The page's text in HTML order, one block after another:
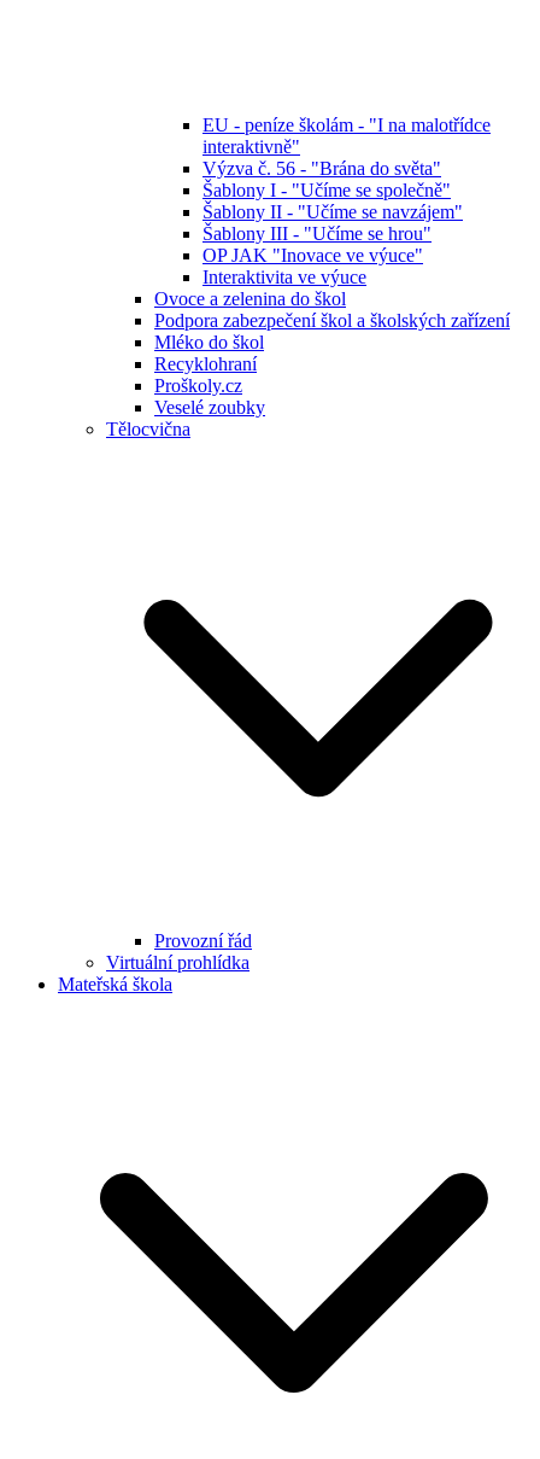
EU - peníze školám - "I na malotřídce
interaktivně"
Výzva č. 56 - "Brána do světa"
Šablony I - "Učíme se společně"
Šablony II - "Učíme se navzájem"
Šablony III - "Učíme se hrou"
OP JAK "Inovace ve výuce"
Interaktivita ve výuce
Ovoce a zelenina do škol
Podpora zabezpečení škol a školských zařízení
Mléko do škol
Recyklohraní
Proškoly.cz
Veselé zoubky
Tělocvična
Provozní řád
Virtuální prohlídka
Mateřská škola